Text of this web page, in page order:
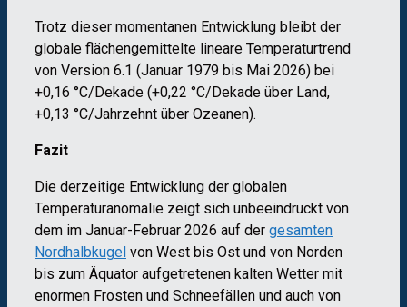
Trotz dieser momentanen Entwicklung bleibt der
globale flächengemittelte lineare Temperaturtrend
von Version 6.1 (Januar 1979 bis Mai 2026) bei
+0,16 °C/Dekade (+0,22 °C/Dekade über Land,
+0,13 °C/Jahrzehnt über Ozeanen).
Fazit
Die derzeitige Entwicklung der globalen
Temperaturanomalie zeigt sich unbeeindruckt von
dem im Januar-Februar 2026 auf der gesamten
Nordhalbkugel von West bis Ost und von Norden
bis zum Äquator aufgetretenen kalten Wetter mit
enormen Frosten und Schneefällen und auch von